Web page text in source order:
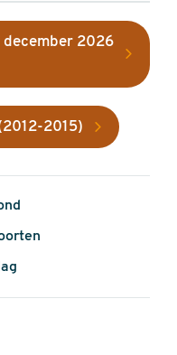
december 2026
2015)